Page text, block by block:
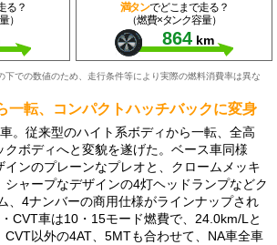
る？
）
満タンでどこまで走る？
（燃費×タンク容量）
864 km
での数値のため、走行条件等により実際の燃料消費率は異な
一転、コンパクトハッチバックに変身
。従来型のハイト系ボディから一転、全高
ボディへと変貌を遂げた。ベース車同様
インのプレーンなプレオと、クロームメッキ
ャープなデザインの4灯ヘッドランプなどク
、4ナンバーの商用仕様がラインナップされ
CVT車は10・15モード燃費で、24.0km/Lと
CVT以外の4AT、5MTも合わせて、NA車全車